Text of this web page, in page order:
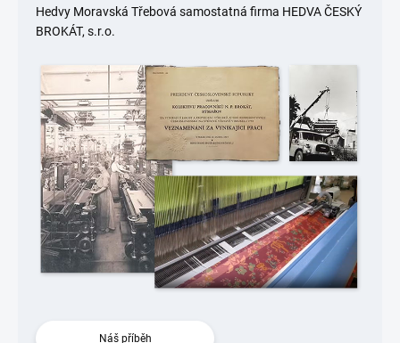
Hedvy Moravská Třebová samostatná firma HEDVA ČESKÝ
BROKÁT, s.r.o.
Náš příběh